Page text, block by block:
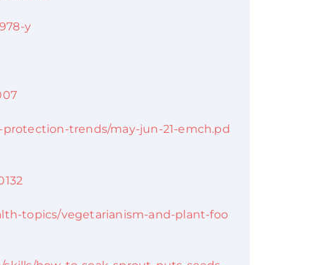
y
trends/may-jun-21-emch.pd
topics/vegetarianism-and-plant-foo